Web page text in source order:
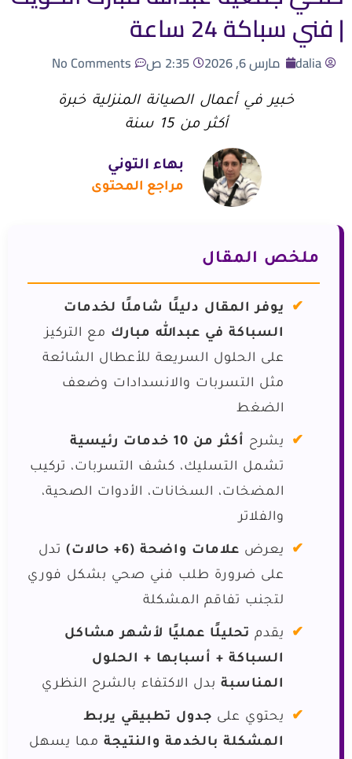
| فني سباكة 24 ساعة
dalia مارس 6, 2026 2:35 ص No Comments
خبير في أعمال الصيانة المنزلية خبرة
أكثر من 15 سنة
بهاء التوني
مراجع المحتوى
ملخص المقال
يوفر المقال دليلًا شاملًا لخدمات
السباكة في عبدالله مبارك مع التركيز
على الحلول السريعة للأعطال الشائعة
مثل التسربات والانسدادات وضعف
الضغط
يشرح أكثر من 10 خدمات رئيسية
تشمل التسليك، كشف التسربات، تركيب
المضخات، السخانات، الأدوات الصحية،
والفلاتر
يعرض علامات واضحة (6+ حالات)
تدل
على ضرورة طلب فني صحي بشكل فوري
لتجنب تفاقم المشكلة
يقدم تحليلًا عمليًا لأشهر مشاكل
السباكة + أسبابها + الحلول
المناسبة بدل الاكتفاء بالشرح النظري
يحتوي على جدول تطبيقي يربط
المشكلة بالخدمة والنتيجة مما يسهل